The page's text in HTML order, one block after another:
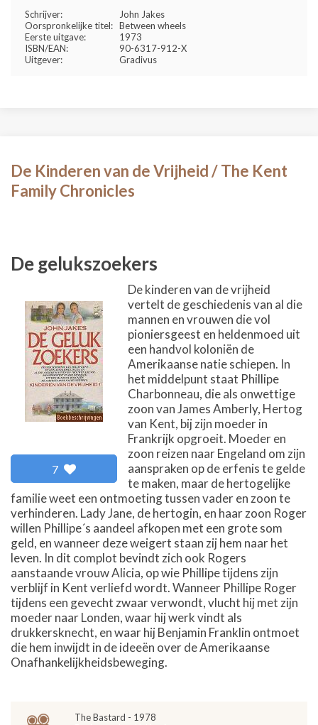
Schrijver:
John Jakes
Oorspronkelijke titel: Between wheels
Eerste uitgave:
1973
ISBN/EAN:
90-6317-912-X
Uitgever:
Gradivus
De Kinderen van de Vrijheid / The Kent
Family Chronicles
De gelukszoekers
7
De kinderen van de vrijheid
vertelt de geschiedenis van al die
mannen en vrouwen die vol
pioniersgeest en heldenmoed uit
een handvol koloniën de
Amerikaanse natie schiepen. In
het middelpunt staat Phillipe
Charbonneau, die als onwettige
zoon van James Amberly, Hertog
van Kent, bij zijn moeder in
Frankrijk opgroeit. Moeder en
zoon reizen naar Engeland om zijn
aanspraken op de erfenis te gelde
te maken, maar de hertogelijke
familie weet een ontmoeting tussen vader en zoon te
verhinderen. Lady Jane, de hertogin, en haar zoon Roger
willen Phillipe´s aandeel afkopen met een grote som
geld, en wanneer deze weigert staan zij hem naar het
leven. In dit complot bevindt zich ook Rogers
aanstaande vrouw Alicia, op wie Phillipe tijdens zijn
verblijf in Kent verliefd wordt. Wanneer Phillipe Roger
tijdens een gevecht zwaar verwondt, vlucht hij met zijn
moeder naar Londen, waar hij werk vindt als
drukkersknecht, en waar hij Benjamin Franklin ontmoet
die hem inwijdt in de ideeën over de Amerikaanse
Onafhankelijkheidsbeweging.
The Bastard - 1978